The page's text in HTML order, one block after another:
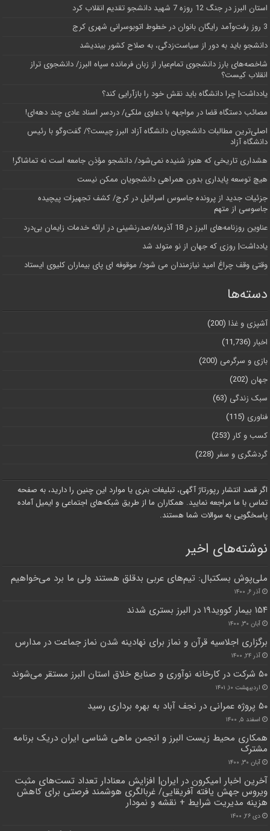
استان البرز در جنگ 12 روزه 7 شهید دانشجو تقدیم انقلاب کرد
3 روز رفت‌وآمد رایگان بانوان در خطوط اتوبوسرانی شهری کرج
دانشجو باید به دور از سیاست‌زدگی، به صلاح کشور بیندیشد
شاخصه‌های بارز دانشجوی تمام‌عیار از زبان فرمانده سپاه البرز/ دانشجوی تراز
انقلاب کیست؟
یادداشت| چرا دانشگاه باید نقش خود را بازآرایی کند؟
مصائب دستگاه قضا در مواجهه با دعاوی ملکی/ دردسر اسناد عادی چند‌ دهه‌ای!
اصلی‌ترین مطالبات دانشجویان دانشگاه آزاد البرز چیست؟/ گفت‌وگو با رئیس
دانشگاه آز‌اد
هشداری تاریخی که هنوز شنیده نمی‌شود/ دانشجو مؤذن جامعه است نه تماشاگر!
هیچ توسعه پایداری بدون همراهی دانشجویان ممکن نیست
جزئیات جدید از پرونده جاسوس اسرائیل در کرج/‌ کشف تجهیزات پیچیده
جاسوسی از متهم
عناوین روزنامه‌های البرز در ‌18 آذرماه/صدرنشینی در ارائه خدمات زایمان بی‌درد
یادداشت| روزی که جهان از نو متولد شد
وقتی وقف چراغ امید نیازمندان می شود/ موقوفه ای پای بیماران کلیوی ایستاد
دسته‌ها
آشپزی و غذا (200)
اخبار (11,736)
بازی و سرگرمی (200)
جهان (202)
سبک زندگی (63)
فناوری (115)
کسب و کار (253)
گردشگری و سفر (228)
اگر قصد انتشار رپورتاژ آگهی، تبلیغات بنری یا موارد این چنین را دارید، به صفحه
تماس با ما مراجعه نمایید. همکاران ما از طریق شبکه‌های اجتماعی و ایمیل آماده
پاسخگویی به سوالات شما هستند.
نوشته‌های اخیر
ملی‌پوش بسکتبال: تیم‌های عربی بدقلق هستند ولی ما برد می‌خواهیم
آذر ۶, ۱۴۰۰
۱۵۴ بیمار کووید۱۹ در البرز بستری شدند
آبان ۳۰, ۱۴۰۰
برگزاری اجلاسیه قرآن و نماز برای نهادینه شدن نماز جماعت در مدارس
آذر ۲۴, ۱۴۰۰
۵۰ شرکت در کارخانه نوآوری و صنایع خلاق استان البرز مستقر می‌شوند
اردیبهشت ۱۰, ۱۴۰۱
۵۰ پروژه عمرانی در نجف آباد به بهره برداری رسید
اسفند ۵, ۱۴۰۰
همکاری محیط زیست البرز و انجمن ماهی شناسی ایران دریک برنامه
مشترک
آبان ۳۰, ۱۴۰۰
آخرین اخبار امیکرون در ایران| افزایش معنادار تعداد تست‌های مثبت
ویروس جهش یافته آفریقایی/ غربالگری هوشمند فرصتی برای کاهش
هزینه‌ مدیریت شرایط + نقشه و نمودار
دی ۲۶, ۱۴۰۰